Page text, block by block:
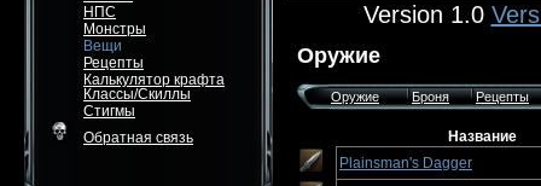
НПС
Монстры
Вещи
Рецепты
Калькулятор крафта
Классы/Скиллы
Стигмы
Обратная связь
Version 1.0
Оружие
Оружие Броня Рецепты
Название
Plainsman's Dagger